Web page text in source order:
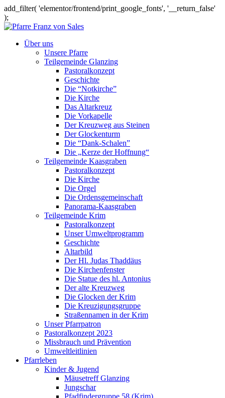
add_filter( 'elementor/frontend/print_google_fonts', '__return_false'
);
Über uns
Unsere Pfarre
Teilgemeinde Glanzing
Pastoralkonzept
Geschichte
Die “Notkirche”
Die Kirche
Das Altarkreuz
Die Vorkapelle
Der Kreuzweg aus Steinen
Der Glockenturm
Die “Dank-Schalen”
Die „Kerze der Hoffnung“
Teilgemeinde Kaasgraben
Pastoralkonzept
Die Kirche
Die Orgel
Die Ordensgemeinschaft
Panorama-Kaasgraben
Teilgemeinde Krim
Pastoralkonzept
Unser Umweltprogramm
Geschichte
Altarbild
Der Hl. Judas Thaddäus
Die Kirchenfenster
Die Statue des hl. Antonius
Der alte Kreuzweg
Die Glocken der Krim
Die Kreuzigungsgruppe
Straßennamen in der Krim
Unser Pfarrpatron
Pastoralkonzept 2023
Missbrauch und Prävention
Umweltleitlinien
Pfarrleben
Kinder & Jugend
Mäusetreff Glanzing
Jungschar
Pfadfindergruppe 58 (Krim)